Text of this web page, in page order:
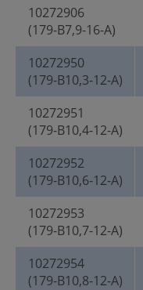
10272906
(179-B7,9-16-A)
10272950
(179-B10,3-12-A)
10272951
(179-B10,4-12-A)
10272952
(179-B10,6-12-A)
10272953
(179-B10,7-12-A)
10272954
(179-B10,8-12-A)